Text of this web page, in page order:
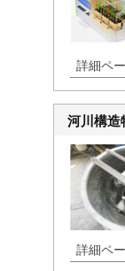
詳細ペ
河川構造
詳細ペ